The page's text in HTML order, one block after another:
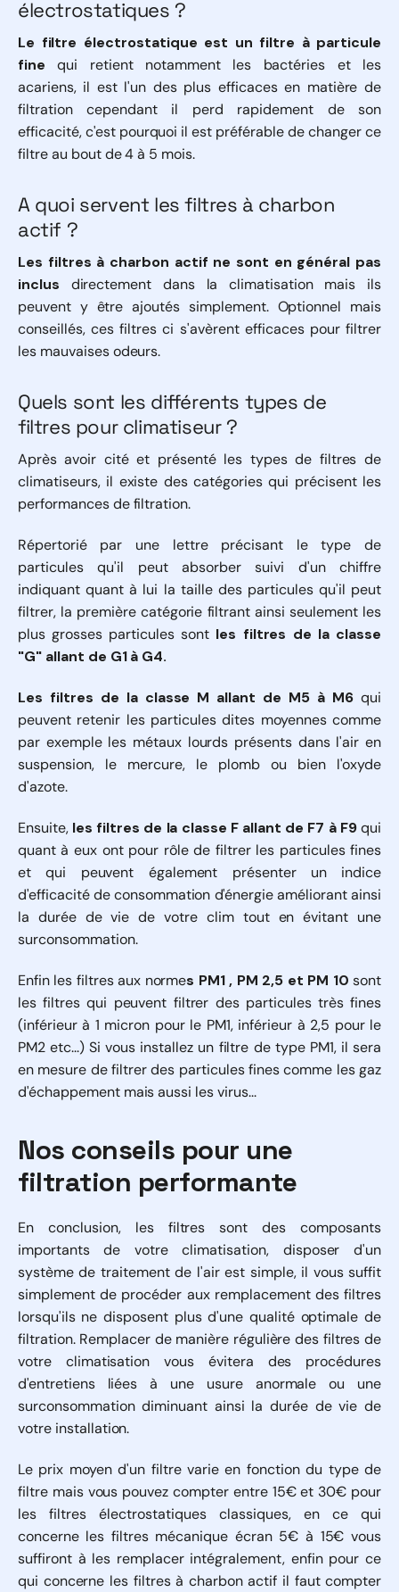
électrostatiques ?
Le filtre électrostatique est un filtre à particule
fine qui retient notamment les bactéries et les
acariens, il est l'un des plus efficaces en matière de
filtration cependant il perd rapidement de son
efficacité, c'est pourquoi il est préférable de changer ce
filtre au bout de 4 à 5 mois.
A quoi servent les filtres à charbon
actif ?
Les filtres à charbon actif ne sont en général pas
inclus directement dans la climatisation mais ils
peuvent y être ajoutés simplement. Optionnel mais
conseillés, ces filtres ci s'avèrent efficaces pour filtrer
les mauvaises odeurs.
Quels sont les différents types de
filtres pour climatiseur ?
Après avoir cité et présenté les types de filtres de
climatiseurs, il existe des catégories qui précisent les
performances de filtration.
Répertorié par une lettre précisant le type de
particules qu'il peut absorber suivi d'un chiffre
indiquant quant à lui la taille des particules qu'il peut
filtrer, la première catégorie filtrant ainsi seulement les
plus grosses particules sont les filtres de la classe
"G" allant de G1 à G4.
Les filtres de la classe M allant de M5 à M6 qui
peuvent retenir les particules dites moyennes comme
par exemple les métaux lourds présents dans l'air en
suspension, le mercure, le plomb ou bien l'oxyde
d'azote.
Ensuite, les filtres de la classe F allant de F7 à F9qui
quant à eux ont pour rôle de filtrer les particules fines
et qui peuvent également présenter un indice
d'efficacité de consommation d'énergie améliorant ainsi
la durée de vie de votre clim tout en évitant une
surconsommation.
Enfin les filtres aux normes PM1 , PM 2,5 et PM 10sont
les filtres qui peuvent filtrer des particules très fines
(inférieur à 1 micron pour le PM1, inférieur à 2,5 pour le
PM2 etc...) Si vous installez un filtre de type PM1, il sera
en mesure de filtrer des particules fines comme les gaz
d'échappement mais aussi les virus...
Nos conseils pour une
filtration performante
En conclusion, les filtres sont des composants
importants de votre climatisation, disposer d'un
système de traitement de l'air est simple, il vous suffit
simplement de procéder aux remplacement des filtres
lorsqu'ils ne disposent plus d'une qualité optimale de
filtration. Remplacer de manière régulière des filtres de
votre climatisation vous évitera des procédures
d'entretiens liées à une usure anormale ou une
surconsommation diminuant ainsi la durée de vie de
votre installation.
Le prix moyen d'un filtre varie en fonction du type de
filtre mais vous pouvez compter entre 15€ et 30€ pour
les filtres électrostatiques classiques, en ce qui
concerne les filtres mécanique écran 5€ à 15€ vous
suffiront à les remplacer intégralement, enfin pour ce
qui concerne les filtres à charbon actif il faut compter